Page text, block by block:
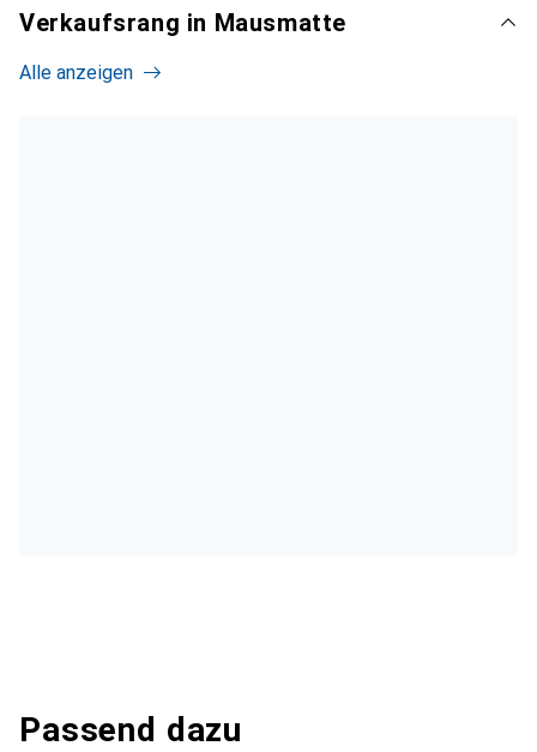
Verkaufsrang in Mausmatte
Alle anzeigen
Passend dazu